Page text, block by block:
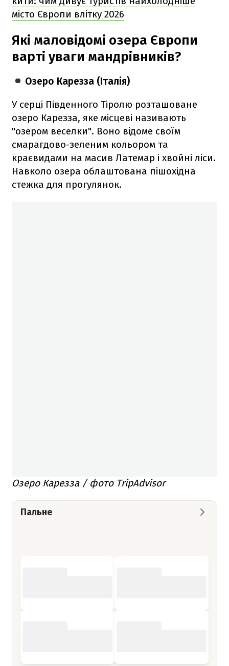
місто Європи влітку 2026
Які маловідомі озера Європи
варті уваги мандрівників?
Озеро Карезза (Італія)
У серці Південного Тіролю розташоване
озеро Карезза, яке місцеві називають
"озером веселки". Воно відоме своїм
смарагдово-зеленим кольором та
краєвидами на масив Латемар і хвойні ліси.
Навколо озера облаштована пішохідна
стежка для прогулянок.
Озеро Карезза / фото TripAdvisor
Пальне